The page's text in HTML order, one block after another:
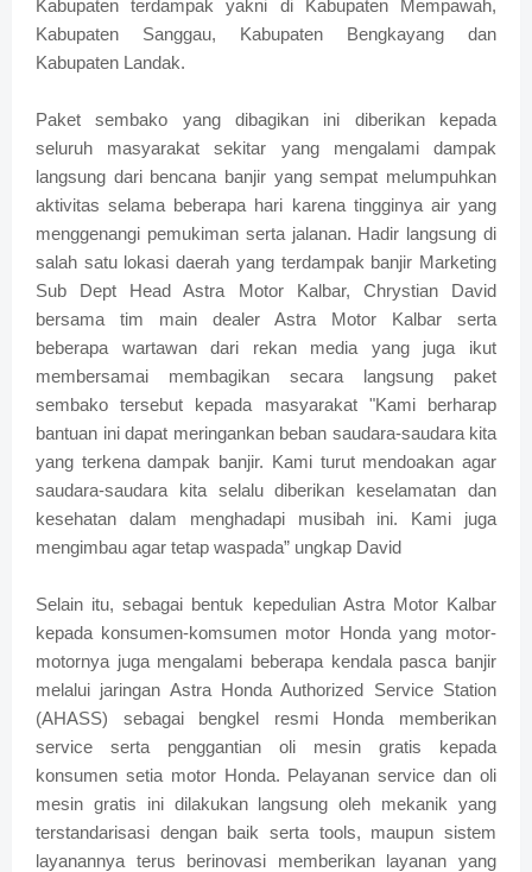
Kabupaten terdampak yakni di Kabupaten Mempawah,
Kabupaten Sanggau, Kabupaten Bengkayang dan
Kabupaten Landak.
Paket sembako yang dibagikan ini diberikan kepada
seluruh masyarakat sekitar yang mengalami dampak
langsung dari bencana banjir yang sempat melumpuhkan
aktivitas selama beberapa hari karena tingginya air yang
menggenangi pemukiman serta jalanan. Hadir langsung di
salah satu lokasi daerah yang terdampak banjir Marketing
Sub Dept Head Astra Motor Kalbar, Chrystian David
bersama tim main dealer Astra Motor Kalbar serta
beberapa wartawan dari rekan media yang juga ikut
membersamai membagikan secara langsung paket
sembako tersebut kepada masyarakat "Kami berharap
bantuan ini dapat meringankan beban saudara-saudara kita
yang terkena dampak banjir. Kami turut mendoakan agar
saudara-saudara kita selalu diberikan keselamatan dan
kesehatan dalam menghadapi musibah ini. Kami juga
mengimbau agar tetap waspada” ungkap David
Selain itu, sebagai bentuk kepedulian Astra Motor Kalbar
kepada konsumen-komsumen motor Honda yang motor-
motornya juga mengalami beberapa kendala pasca banjir
melalui jaringan Astra Honda Authorized Service Station
(AHASS) sebagai bengkel resmi Honda memberikan
service serta penggantian oli mesin gratis kepada
konsumen setia motor Honda. Pelayanan service dan oli
mesin gratis ini dilakukan langsung oleh mekanik yang
terstandarisasi dengan baik serta tools, maupun sistem
layanannya terus berinovasi memberikan layanan yang